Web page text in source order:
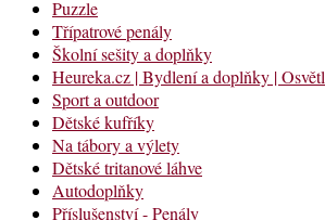
Puzzle
Třípatrové penály
Školní sešity a doplňky
Heureka.cz | Bydlení a doplňky |
Sport a outdoor
Dětské kufříky
Na tábory a výlety
Dětské tritanové láhve
Autodoplňky
Příslušenství - Penály